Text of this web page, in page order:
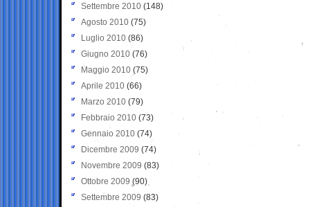
Settembre 2010 (148)
Agosto 2010 (75)
Luglio 2010 (86)
Giugno 2010 (76)
Maggio 2010 (75)
Aprile 2010 (66)
Marzo 2010 (79)
Febbraio 2010 (73)
Gennaio 2010 (74)
Dicembre 2009 (74)
Novembre 2009 (83)
Ottobre 2009 (90)
Settembre 2009 (83)